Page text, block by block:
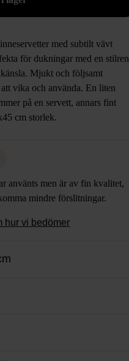
med subtilt vävt
för dukningar med en stilren
Mjukt och följsamt
vika och använda. En liten
på en servett, annars fint
cm storlek.
använts men är av fin kvalitet,
mindre förslitningar.
hur vi bedömer